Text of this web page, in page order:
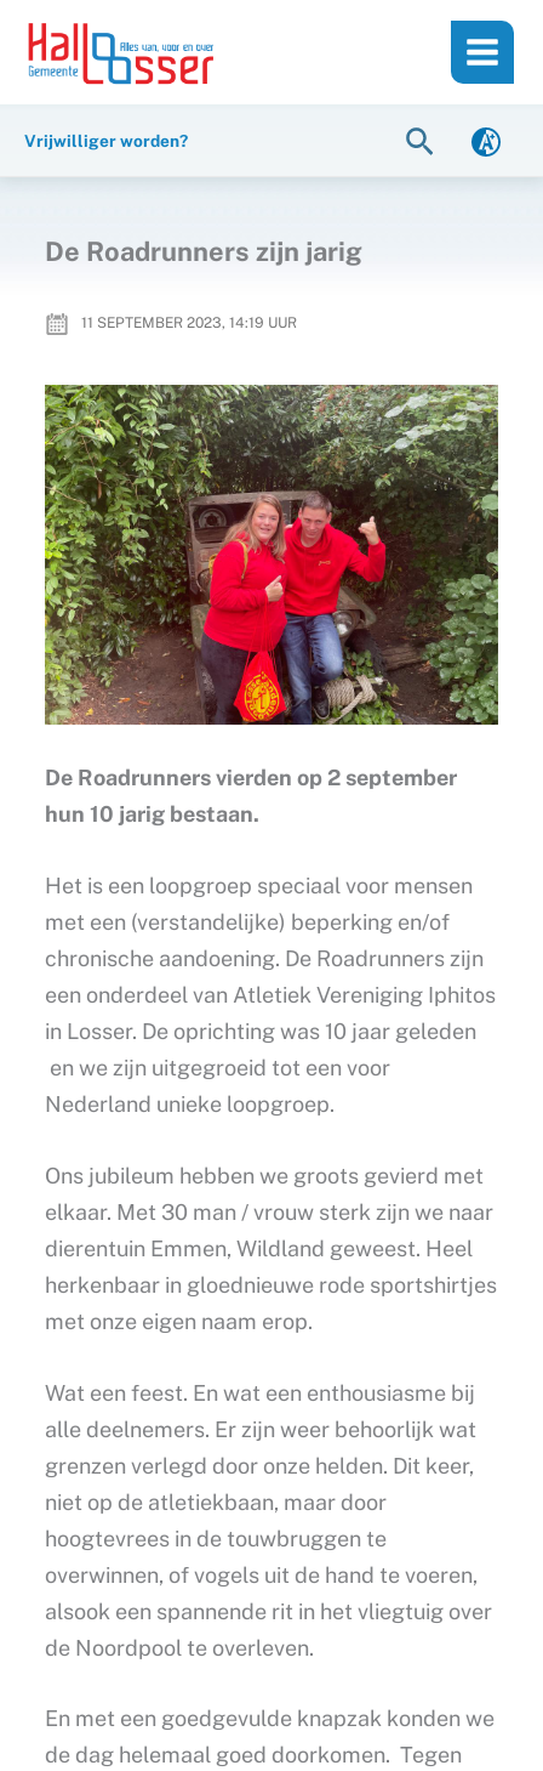
inhoud
naar
Vrijwilliger worden? Zoeken
De Roadrunners zijn jarig
11 SEPTEMBER 2023, 14:19 UUR
De Roadrunners vierden op 2 september
hun 10 jarig bestaan.
Het is een loopgroep speciaal voor mensen
met een (verstandelijke) beperking en/of
chronische aandoening. De Roadrunners zijn
een onderdeel van Atletiek Vereniging Iphitos
in Losser. De oprichting was 10 jaar geleden
en we zijn uitgegroeid tot een voor
Nederland unieke loopgroep.
Ons jubileum hebben we groots gevierd met
elkaar. Met 30 man / vrouw sterk zijn we naar
dierentuin Emmen, Wildland geweest. Heel
herkenbaar in gloednieuwe rode sportshirtjes
met onze eigen naam erop.
Wat een feest. En wat een enthousiasme bij
alle deelnemers. Er zijn weer behoorlijk wat
grenzen verlegd door onze helden. Dit keer,
niet op de atletiekbaan, maar door
hoogtevrees in de touwbruggen te
overwinnen, of vogels uit de hand te voeren,
alsook een spannende rit in het vliegtuig over
de Noordpool te overleven.
En met een goedgevulde knapzak konden we
de dag helemaal goed doorkomen. Tegen